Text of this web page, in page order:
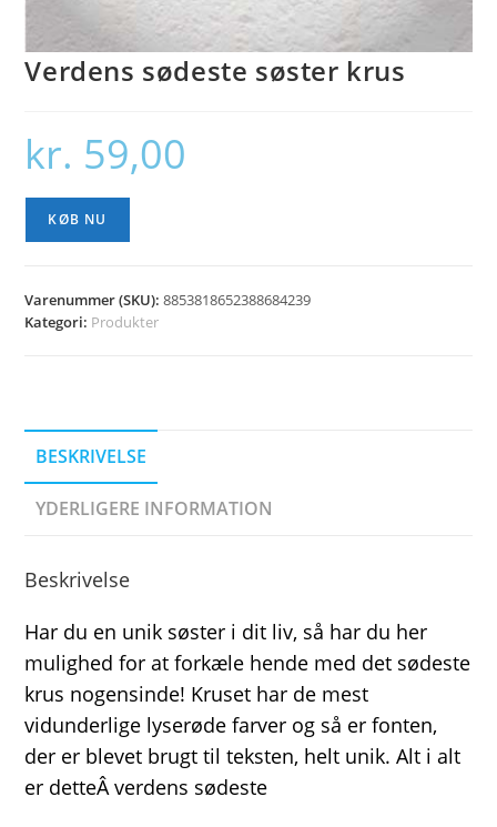
Verdens sødeste søster krus
kr. 59,00
KØB NU
Varenummer (SKU):8853818652388684239
Kategori: Produkter
BESKRIVELSE
YDERLIGERE INFORMATION
Beskrivelse
Har du en unik søster i dit liv, så har du her
mulighed for at forkæle hende med det sødeste
krus nogensinde! Kruset har de mest
vidunderlige lyserøde farver og så er fonten,
der er blevet brugt til teksten, helt unik. Alt i alt
er detteÂ verdens sødeste